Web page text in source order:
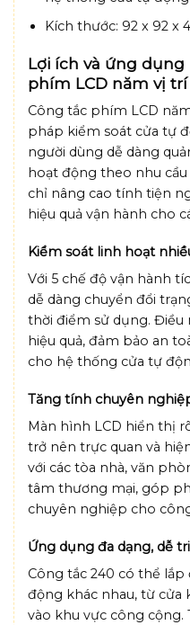
Kích thước: 92 x 92 x
Lợi ích và ứng
phím LCD năm vị
Công tắc phím LCD
pháp kiểm soát cửa tự
người dùng dễ dàng
hoạt động theo nhu
chỉ nâng cao tính tiện
hiệu quả vận hành cho
Kiểm soát linh hoạt
Với 5 chế độ vận hành
dễ dàng chuyển đổi
thời điểm sử dụng. Điều
hiệu quả, đảm bảo an
cho hệ thống cửa tự
Tăng tính chuyên
Màn hình LCD hiển thị
trở nên trực quan và
với các tòa nhà, văn
tâm thương mại, góp
chuyên nghiệp cho
Ứng dụng đa dạng, dễ
Công tắc 240 có thể
động khác nhau, từ cửa
vào khu vực công cộng.